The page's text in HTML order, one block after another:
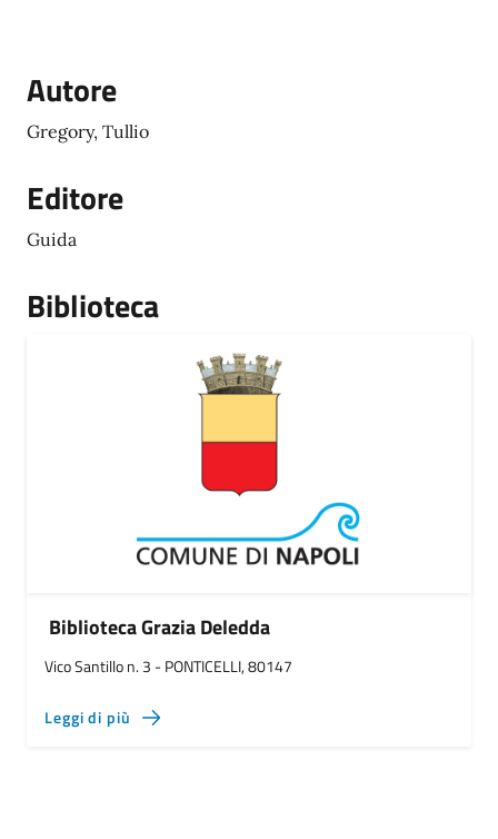
Autore
Gregory, Tullio
Editore
Guida
Biblioteca
Biblioteca Grazia Deledda
Vico Santillo n. 3 - PONTICELLI, 80147
Leggi di più